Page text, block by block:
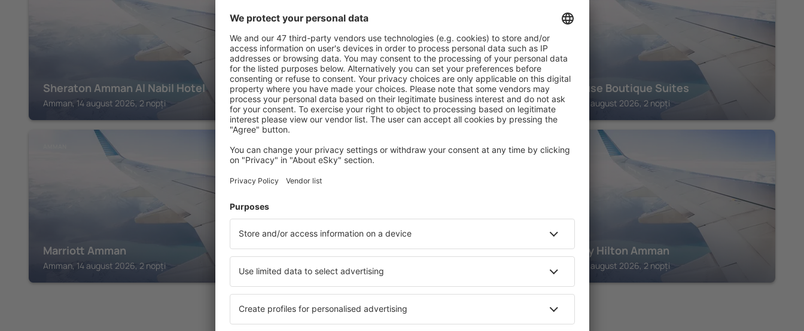
Sheraton Amman Al Nabil Hotel
Amman, 14 august 2026, 2 nopți
InterContinental AMMAN JORDAN by IHG
Amman, 14 august 2026, 2 nopți
The House Boutique Suites
Amman, 14 august 2026, 2 nopți
Marriott Amman
Amman, 14 august 2026, 2 nopți
AMMAN
Opal Hotel Amman
Amman, 14 august 2026, 2 nopți
AMMAN
Signia by Hilton Amman
Amman, 14 august 2026, 2 nopți
Vedeți mai multe hoteluri în Amman